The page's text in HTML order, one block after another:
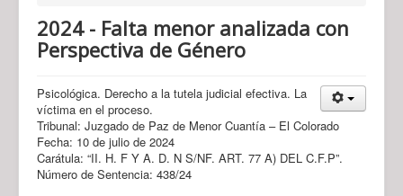
2024 - Falta menor analizada con
Perspectiva de Género
Psicológica. Derecho a la tutela judicial efectiva. La
víctima en el proceso.
Tribunal: Juzgado de Paz de Menor Cuantía – El Colorado
Fecha: 10 de julio de 2024
Carátula: “II. H. F Y A. D. N S/NF. ART. 77 A) DEL C.F.P”.
Número de Sentencia: 438/24